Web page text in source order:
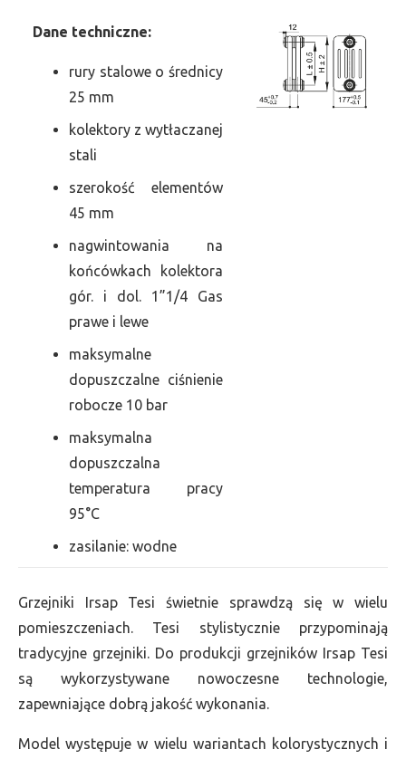
Dane techniczne:
rury stalowe o średnicy
25 mm
kolektory z wytłaczanej
stali
szerokość elementów
45 mm
nagwintowania na
końcówkach kolektora
gór. i dol. 1”1/4 Gas
prawe i lewe
maksymalne
dopuszczalne ciśnienie
robocze 10 bar
maksymalna
dopuszczalna
temperatura pracy
95°C
zasilanie: wodne
Grzejniki Irsap Tesi świetnie sprawdzą się w wielu
pomieszczeniach. Tesi stylistycznie przypominają
tradycyjne grzejniki. Do produkcji grzejników Irsap Tesi
są wykorzystywane nowoczesne technologie,
zapewniające dobrą jakość wykonania.
Model występuje w wielu wariantach kolorystycznych i